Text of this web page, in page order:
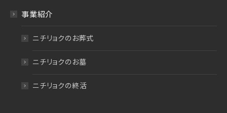
事業紹介
ニチリョクのお葬式
ニチリョクのお墓
ニチリョクの終活